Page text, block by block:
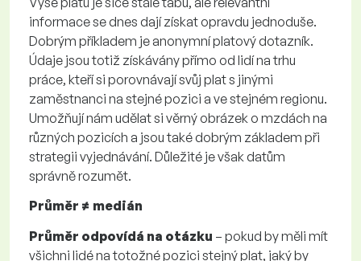
informace se dnes dají získat opravdu jednoduše.
Dobrým příkladem je anonymní platový dotazník.
Údaje jsou totiž získávány přímo od lidí na trhu
práce, kteří si porovnávají svůj plat s jinými
zaměstnanci na stejné pozici a ve stejném regionu.
Umožňují nám udělat si věrný obrázek o mzdách na
různých pozicích a jsou také dobrým základem při
strategii vyjednávání. Důležité je však datům
správně rozumět.
Průměr ≠ medián
Průměr odpovídá na otázku – pokud by měli mít
všichni lidé na totožné pozici stejný plat, jaký by